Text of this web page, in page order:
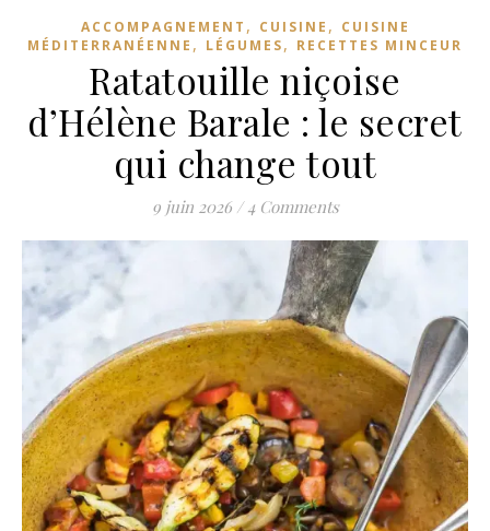
ACCOMPAGNEMENT , CUISINE , CUISINE
MÉDITERRANÉENNE , LÉGUMES, RECETTES MINCEUR
Ratatouille niçoise
d’Hélène Barale : le secret
qui change tout
9 juin 2026 / 4 Comments